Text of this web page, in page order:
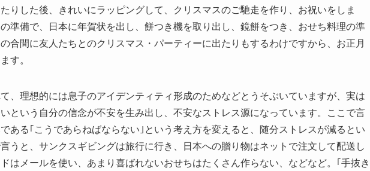
りした後、きれいにラッピングして、クリスマスのご馳走を作り、お祝いをしま
準備で、日本に年賀状を出し、餅つき機を取り出し、鏡餅をつき、おせち料理の準
合間に友人たちとのクリスマス・パーティーに出たりもするわけですから、お正月
す。
、理想的には息子のアイデンティティ形成のためなどとうそぶいていますが、実は
という自分の信念が不安を生み出し、不安なストレス源になっています。ここで言
ある｢こうであらねばならない｣という考え方を変えると、随分ストレスが減るとい
うと、サンクスギビングは旅行に行き、日本への贈り物はネットで注文して配送し
はメールを使い、あまり喜ばれないおせちはたくさん作らない、などなど。｢手抜き